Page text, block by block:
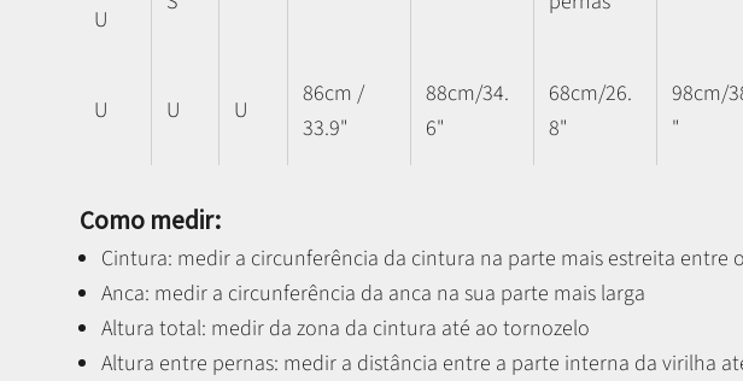
U
U U U
86cm /
33.9"
88cm/34.
6"
68cm/26.
8"
98cm/
"
Como medir:
Cintura: medir a circunferência da cintura na parte mais estreita entre
Anca: medir a circunferência da anca na sua parte mais larga
Altura total: medir da zona da cintura até ao tornozelo
Altura entre pernas: medir a distância entre a parte interna da virilha